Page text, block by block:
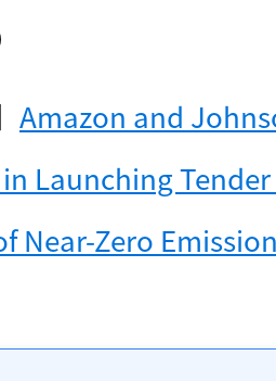
Amazon and
Launching
Near-Zero